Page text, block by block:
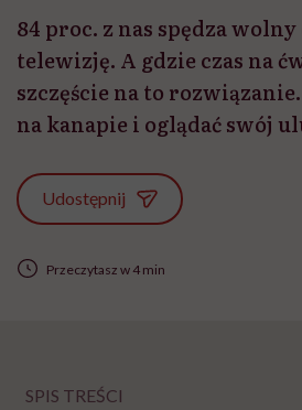
84 proc. z nas spędza wolny
telewizję. A gdzie czas na
szczęście na to
na kanapie i oglądać swój
Udostępnij
Przeczytasz w 4 min
SPIS TREŚCI